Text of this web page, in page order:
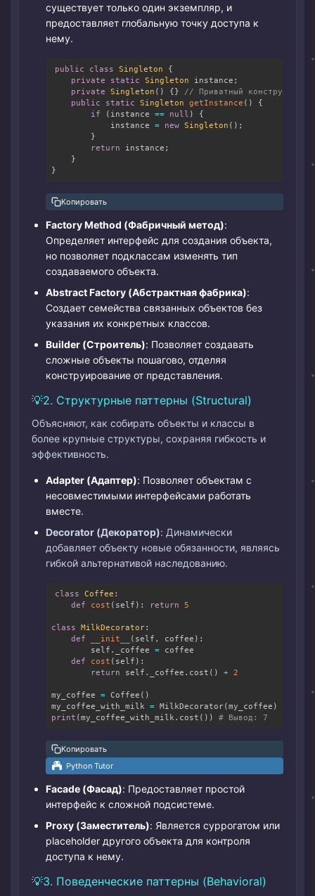
существует только один экземпляр, и
предоставляет глобальную точку доступа к
нему.
public class Singleton
{
private
static Singleton instance ;
private
Singleton ( ) {}
// Приватный конструктор
public
static Singleton getInstance ( )
{
if
( instance == null )
{
            instance
= new Singleton ( ) ;
}
return instance ;
}
}
Копировать
Factory Method (Фабричный метод):
Определяет интерфейс для создания объекта,
но позволяет подклассам изменять тип
создаваемого объекта.
Abstract Factory (Абстрактная фабрика):
Создает семейства связанных объектов без
указания их конкретных классов.
Builder (Строитель): Позволяет создавать
сложные объекты пошагово, отделяя
конструирование от представления.
2. Структурные паттерны (Structural)
Объясняют, как собирать объекты и классы в
более крупные структуры, сохраняя гибкость и
эффективность.
Adapter (Адаптер): Позволяет объектам с
несовместимыми интерфейсами работать
вместе.
Decorator (Декоратор): Динамически
добавляет объекту новые обязанности, являясь
гибкой альтернативой наследованию.
class Coffee :
def
cost ( self ) : return 5
class MilkDecorator:
def
__init__ ( self , coffee ) :
        self
. _coffee = coffee
def
cost ( self ) :
return self . _coffee . cost ( ) + 2
my_coffee = Coffee ( )
my_coffee_with_milk = MilkDecorator(my_coffee )
print (my_coffee_with_milk . cost ( ) ) # Вывод: 7
Копировать
Python Tutor
Facade (Фасад): Предоставляет простой
интерфейс к сложной подсистеме.
Proxy (Заместитель): Является суррогатом или
placeholder другого объекта для контроля
доступа к нему.
3. Поведенческие паттерны (Behavioral)